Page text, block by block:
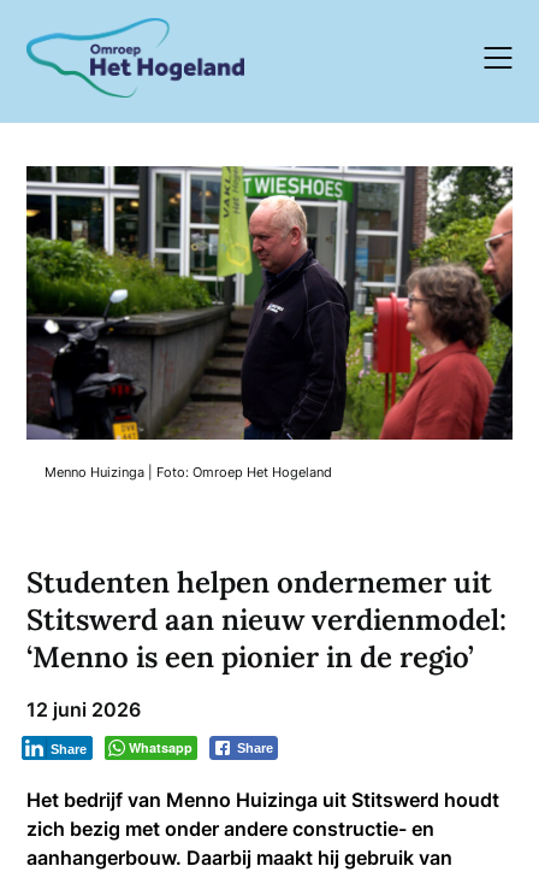
content
Menno Huizinga | Foto: Omroep Het Hogeland
Studenten helpen ondernemer uit
Stitswerd aan nieuw verdienmodel:
‘Menno is een pionier in de regio’
12 juni 2026
Whatsapp Share
Share
Het bedrijf van Menno Huizinga uit Stitswerd houdt
zich bezig met onder andere constructie- en
aanhangerbouw. Daarbij maakt hij gebruik van